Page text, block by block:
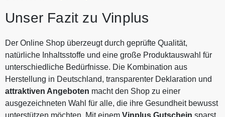
Unser Fazit zu Vinplus
Der Online Shop überzeugt durch geprüfte Qualität,
natürliche Inhaltsstoffe und eine große Produktauswahl für
unterschiedliche Bedürfnisse. Die Kombination aus
Herstellung in Deutschland, transparenter Deklaration und
attraktiven Angeboten macht den Shop zu einer
ausgezeichneten Wahl für alle, die ihre Gesundheit bewusst
unterstützen möchten. Mit einem Vinplus Gutschein sparst